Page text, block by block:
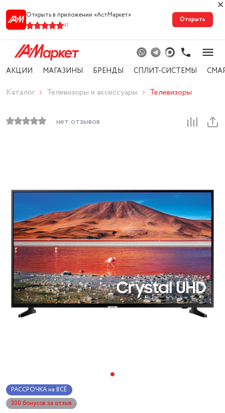
Открыть в приложении «АстМарке‪т‬»
41
Открыть
АКЦИИ МАГАЗИНЫ БРЕНДЫ СПЛИТ-СИСТЕМЫ
Каталог Телевизоры и аксессуары Телевизоры
нет отзывов
РАССРОЧКА на ВСЁ
300 бонусов за отзыв